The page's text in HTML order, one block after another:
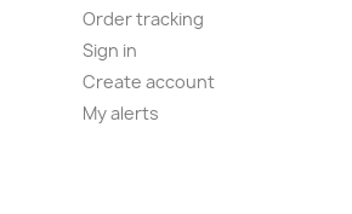
Order tracking
Sign in
Create account
My alerts